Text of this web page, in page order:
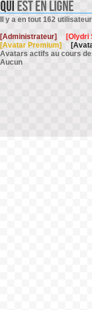
Il y a en tout 162
[Administrateur]
[Olydri
[Avatar Premium]
Avatars actifs au cours
Aucun